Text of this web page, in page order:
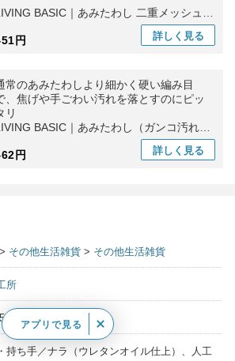
BASIC｜あみたわし 二重メッシュ
紐付き キッチン用品 洗い物 食器洗い 日本
円 詳しく 見る
常のあみたわしより細かく硬い編み目
、焦げや手ごわい汚れを落とすのにピッ
リ
BASIC｜あみたわし（ガンコ汚れ
用）台所用日 食器洗い ギフト
円
詳しく 見る
> その他生活雑貨 > その他生活雑貨
所
持ち手／ナラ（ウレタンオイル仕上）、人工
アプリで見る